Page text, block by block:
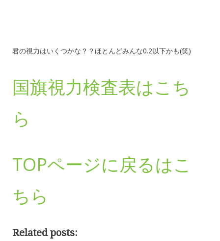
君の視力はいくつかな？？ほとんどみんな0.2以下かも(笑)
国旗視力検査表はこち
ら
TOPページに戻るはこ
ちら
Related posts: